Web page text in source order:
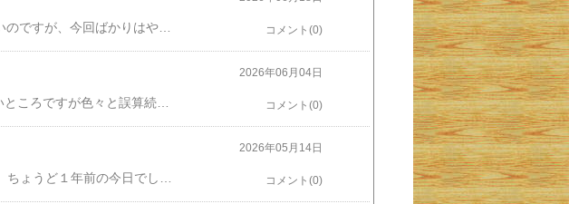
10日ぶりの奈良。マンゴーの季節にはできるだけ沖縄の家にいたいのですが、今回ばかりはやむを得ない事情が…あさって姫路で結婚式があるんです。しかも「乾杯の音頭」を頼まれているものですからこれは欠席できません。人前でしゃべるのはホントは好きじゃないのですが、こんな職業（大学の先生でした）をしているとスピーチなんか簡単にできちゃうと勘違いされているみたいで、式のスピーチはよく頼まれます。全然得意じゃないのに。結婚式への招待自体は有り難い話ですが、そのうちほとんどで、いや全部でスピーチを頼まれてきました。主賓として呼ばれたり今回のように乾杯の音頭係として呼ばれたり。いずれにしろスピーチは必ずやってきました。去年の秋にも「乾杯の音頭を」と頼まれ、行ってみると主賓はおらず、私が唯一のスピーチを行う賓客でした。来年の６月にもすでに１件出席予約が入っています。今のところ何も言われていませんが、きっとスピーチは頼まれることになるんでしょうね。そして今日、別の卒業生からLINEが入り11月に結婚式をするという報告を受けました（ぎくっ）。でもよく聞くと、式は遠方で行い家族を中心としたこぢんまりとしたものになるので私は招待されないようです（よかった）。結婚が正式に決まったので「近々会ってゆっくり話をしたい」と思って連絡をしてくれたのでした。そういうことなら大歓迎。ゆっくりお話しましょう（そのときはまた奈良に帰ってこないといけないけど）。しかも彼女はびっくりする提案を。「式のときの両親への感謝の手紙を添削してください」。まさかそんなものの依頼を受けるとは。たしかに私は、彼女のも含めて色んな人の文章を添削、指導してきました。レポート、論文だけでなく就職を目指している人の自己推薦の文章やエントリーシートなど、様々なものを添削してきました。しかし「両親への感謝の手紙」の添削は初めてです。考えてみると、これも文章ですから添削した方がいいのかな。あんまり変な「感謝の言葉」は聞いたことがないですけどね。結婚式には出ませんが、誰よりも先に「感謝の手紙」を読めるなんてすごくオトクな経験。二つ返事でOKしました。 コメント(0)
本日、沖縄から奈良に移動してきました。つつがなく、と言いたいところですが色々と誤算続き。１つ目の誤算は飛行機の出発が遅れたこと。ま、ピーチではときどきあることですが、我々が乗る飛行機（どこかから那覇にくる便、その飛行機がそのまま那覇ー関空便になる）の那覇到着が遅れたため、「機材繰り」に影響が出て１時間あまり出発がずれ込みました。関空到着も１時間遅くなり、朝の10時に沖縄を出て、奈良に着いたのは夕方。移動が一日仕事になりました。２つ目の誤算はバナナ。​３週間前に庭でできたバナナ​は収穫後、房に分けて屋内で吊るして熟させていました。でもまだ熟し方が十分でなく、そのまま沖縄の家においておき留守の間に熟しすぎてはいけないと思い、リュックに入れて奈良に持ってくることにしました。奈良ではいろいろな人に未熟のバナナを配って熟すのを楽しみにしてもらおうという計画だったのですが・・・リュックの中が蒸れ蒸れ状態だったからなのか揺さぶられたからなのか、リュックを開くとバナナの多くはすでに過熟状態に。マシなものを息子の家に届け、あとはすべて皮を向きラップに包んで冷凍しました。しばらくバナナは買わなくていい。３つ目の誤算は雨。なんと私の帰寧にあわせたかのように、近畿地方が梅雨入りしました。今回の奈良滞在は数日しかありません。その間に庭の草刈りをする予定にしているのですが、本日関西空港に着いた時点で小雨に降られ、奈良に帰ってきても雨が降ったりやんだり。草刈りは機械を使う関係で、草は乾いておいてもらわないと困ります。天気予報では私の滞在中ずっとぐずつき気味みたいなことを言ってます。草刈り、できるだろうか。でも最大の誤算は台湾の南にある熱帯低気圧が台風になって私の帰沖を邪魔するパターン。それだけは避けたいです。
2026年06月04日
コメント(0)
2026年05月14日
コメント(0)